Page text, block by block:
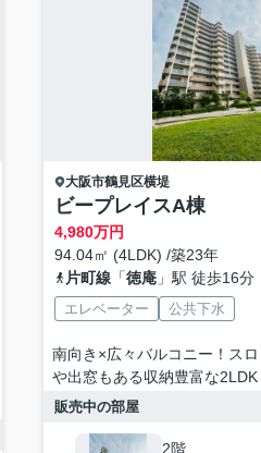
大阪市鶴見区横堤
ビープレイスA棟
4,980万円
94.04㎡ (4LDK) /築23年
片町線「徳庵」駅 徒歩16分
エレベーター 公共下水
南向き×広々バルコニー！ス
や出窓もある収納豊富な2LDK
販売中の部屋
2階